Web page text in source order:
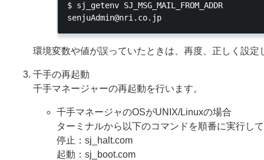
$ sj_getenv SJ_MSG_MAIL_FROM_ADDR
環境変数や値が誤っていたときは、再度、正しく設定
千手の再起動
千手マネージャーの再起動を行います。
千手マネージャのOSがUNIX/Linuxの場合
ターミナルから以下のコマンドを順番に実行し
停止：sj_halt.com
起動：sj_boot.com